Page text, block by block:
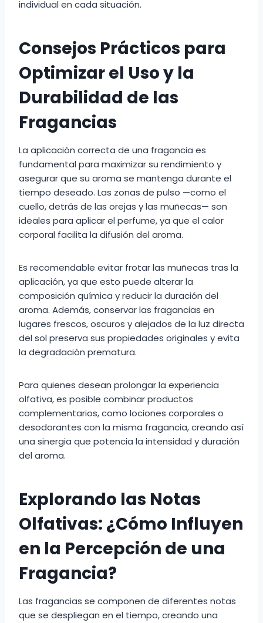
individual en cada situación.
Consejos Prácticos para
Optimizar el Uso y la
Durabilidad de las
Fragancias
La aplicación correcta de una fragancia es
fundamental para maximizar su rendimiento y
asegurar que su aroma se mantenga durante el
tiempo deseado. Las zonas de pulso —como el
cuello, detrás de las orejas y las muñecas— son
ideales para aplicar el perfume, ya que el calor
corporal facilita la difusión del aroma.
Es recomendable evitar frotar las muñecas tras la
aplicación, ya que esto puede alterar la
composición química y reducir la duración del
aroma. Además, conservar las fragancias en
lugares frescos, oscuros y alejados de la luz directa
del sol preserva sus propiedades originales y evita
la degradación prematura.
Para quienes desean prolongar la experiencia
olfativa, es posible combinar productos
complementarios, como lociones corporales o
desodorantes con la misma fragancia, creando así
una sinergia que potencia la intensidad y duración
del aroma.
Explorando las Notas
Olfativas: ¿Cómo Influyen
en la Percepción de una
Fragancia?
Las fragancias se componen de diferentes notas
que se despliegan en el tiempo, creando una